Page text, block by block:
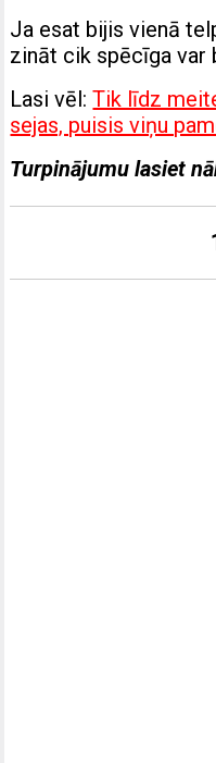
Ja esat bijis vienā
zināt cik spēcīga var
Lasi vēl:Tik līdz
sejas, puisis viņu
Turpinājumu lasiet